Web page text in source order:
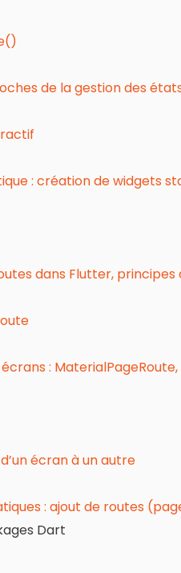
de la gestion des
: création de widgets
dans Flutter,
:
écran à un autre
: ajout de routes
Dart